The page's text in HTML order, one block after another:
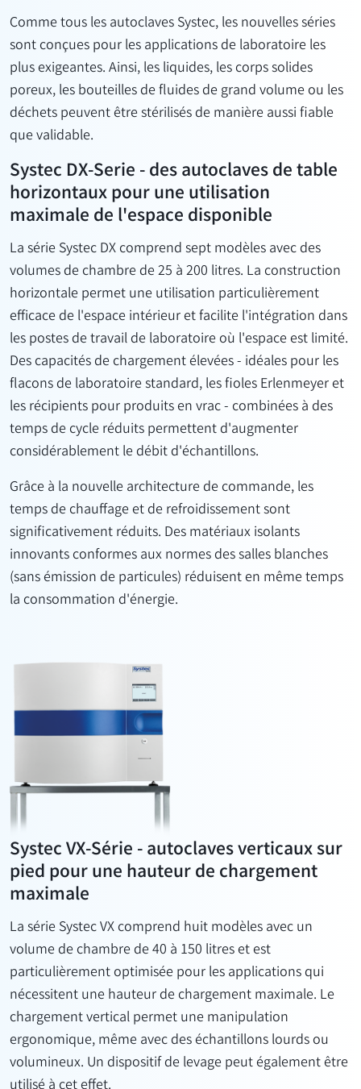
Comme tous lesautoclavesSystec, les nouvelles séries
sontconçues pour les applications de laboratoire les
plus exigeantes. Ainsi, les liquides, les corps solides
poreux, les bouteilles de fluides de grand volume ou les
déchets peuvent être stérilisés de manière aussi fiable
que validable.
Systec DX-Serie - des autoclaves de table
horizontaux pour une utilisation
maximale de l'espace disponible
La sérieSystecDXcomprendsept modèles avec des
volumes de chambre de 25 à 200 litres. La construction
horizontale permet une utilisation particulièrement
efficace de l'espace intérieur et facilite l'intégration dans
les postes de travail de laboratoire où l'espace est limité.
Des capacités de chargement élevées - idéales pour les
flacons de laboratoire standard, les fioles Erlenmeyer et
les récipients pour produits en vrac - combinées à des
temps de cycle réduits permettent d'augmenter
considérablement le débit d'échantillons.
Grâce à la nouvelle architecture de commande, les
temps de chauffage et de refroidissement sont
significativement réduits. Des matériaux isolants
innovants conformes aux normes des salles blanches
(sans émission de particules) réduisent en même temps
la consommation d'énergie.
Systec VX-Série - autoclaves verticaux sur
pied pour une hauteur de chargement
maximale
La sérieSystecVXcomprend huit modèles avec un
volume de chambre de 40 à 150 litres et est
particulièrement optimisée pour les applications qui
nécessitent une hauteur de chargement maximale. Le
chargement vertical permet une manipulation
ergonomique, même avec des échantillons lourds ou
volumineux. Un dispositif de levage peut également être